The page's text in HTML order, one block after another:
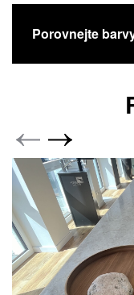
Porovnejte